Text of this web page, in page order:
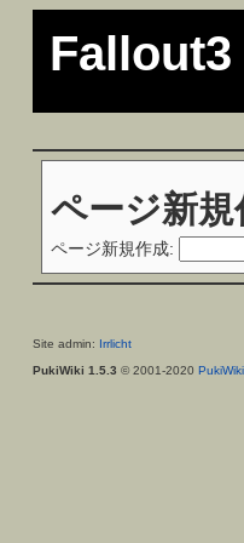
ページ新規
ページ新規作成:
Site admin: Irrlicht
PukiWiki 1.5.3 © 2001-2020